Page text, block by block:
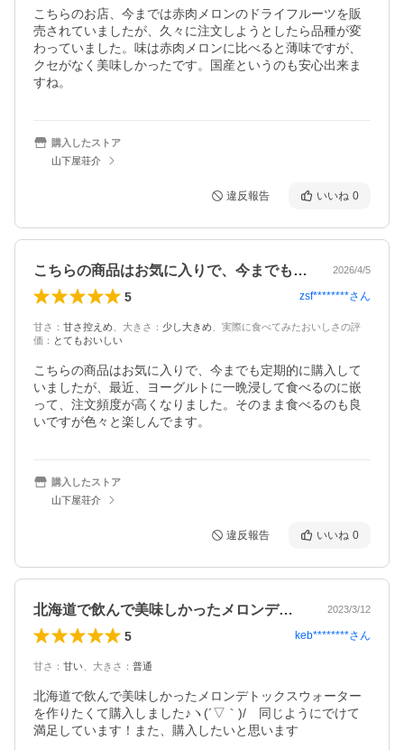
こちらのお店、今までは赤肉メロンのドライフルーツを販
売されていましたが、久々に注文しようとしたら品種が変
わっていました。味は赤肉メロンに比べると薄味ですが、
クセがなく美味しかったです。国産というのも安心出来ま
すね。
購入したストア
山下屋荘介
違反報告 いいね 0
こちらの商品はお気に入りで、今までも定… 2026/4/5
5 zsf********さん
甘さ ： 甘さ控えめ 大きさ ： 少し大きめ
実際に食べてみたおいしさの評
価 ： とてもおいしい
こちらの商品はお気に入りで、今までも定期的に購入して
いましたが、最近、ヨーグルトに一晩浸して食べるのに嵌
って、注文頻度が高くなりました。そのまま食べるのも良
いですが色々と楽しんでます。
購入したストア
山下屋荘介
違反報告 いいね 0
北海道で飲んで美味しかったメロンデトッ… 2023/3/12
5 keb********さん
甘さ ： 甘い 大きさ ： 普通
北海道で飲んで美味しかったメロンデトックスウォーター
を作りたくて購入しました♪ヽ(´▽｀)/　同じようにでけて
満足しています！また、購入したいと思います